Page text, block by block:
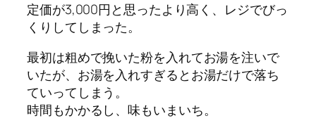
定価が3,000円と思ったより高く、レジでびっ
くりしてしまった。
最初は粗めで挽いた粉を入れてお湯を注いで
いたが、お湯を入れすぎるとお湯だけで落ち
ていってしまう。
時間もかかるし、味もいまいち。